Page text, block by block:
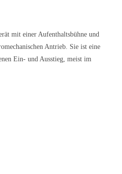
mit einer Aufenthaltsbühne und
Antrieb. Sie ist eine
Ein- und Ausstieg, meist im